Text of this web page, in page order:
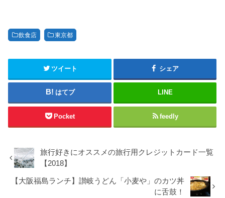
飲食店 東京都
ツイート シェア
はてブ LINE
Pocket feedly
旅行好きにオススメの旅行用クレジットカード一覧
【2018】
【大阪福島ランチ】讃岐うどん「小麦や」のカツ丼
に舌鼓！